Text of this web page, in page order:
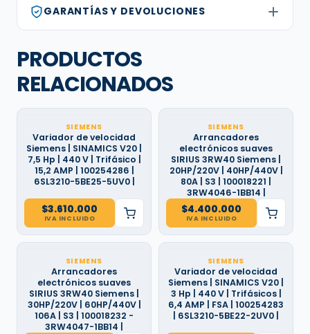
GARANTÍAS Y DEVOLUCIONES
PRODUCTOS
RELACIONADOS
SIEMENS
Variador de velocidad
Siemens | SINAMICS V20 |
7,5 Hp | 440 V | Trifásico |
15,2 AMP | 100254286 |
6SL3210-5BE25-5UV0 |
$3.610.000
IVA INCLUIDO
SIEMENS
Arrancadores
electrónicos suaves
SIRIUS 3RW40 Siemens |
20HP/220V | 40HP/440V |
80A | S3 | 100018221 |
3RW4046-1BB14 |
$4.400.000
IVA INCLUIDO
SIEMENS
Arrancadores
electrónicos suaves
SIRIUS 3RW40 Siemens |
30HP/220V | 60HP/440V |
106A | S3 | 100018232 -
3RW4047-1BB14 |
SIEMENS
Variador de velocidad
Siemens | SINAMICS V20 |
3 Hp | 440 V | Trifásicos |
6,4 AMP | FSA | 100254283
| 6SL3210-5BE22-2UV0 |